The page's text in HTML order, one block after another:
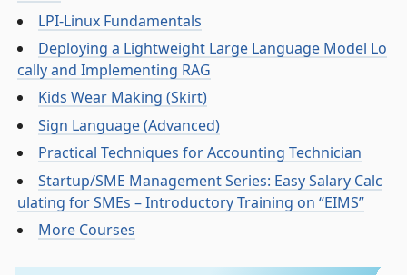
LPI-Linux Fundamentals
Deploying a Lightweight Large Language Model Lo
cally and Implementing RAG
Kids Wear Making (Skirt)
Sign Language (Advanced)
Practical Techniques for Accounting Technician
Startup/SME Management Series: Easy Salary Calc
ulating for SMEs – Introductory Training on “EIMS”
More Courses